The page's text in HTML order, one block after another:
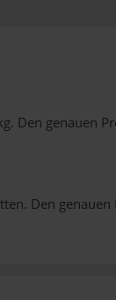
Den genauen
Den genauen